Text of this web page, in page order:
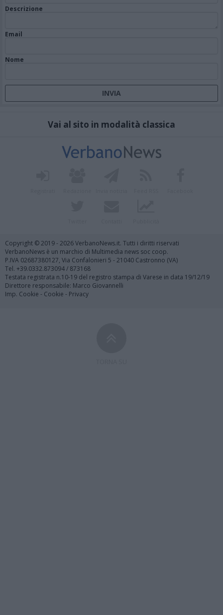
Descrizione
Email
Nome
Vai al sito in modalità classica
Copyright © 2019 - 2026 VerbanoNews.it. Tutti i diritti riservati
VerbanoNews è un marchio di Multimedia news soc coop.
P.IVA 02687380127, Via Confalonieri 5 - 21040 Castronno (VA)
Tel. +39.0332.873094 / 873168
Testata registrata n.10-19 del registro stampa di Varese in data 19/12/19
Direttore responsabile: Marco Giovannelli
Imp. Cookie - Cookie - Privacy